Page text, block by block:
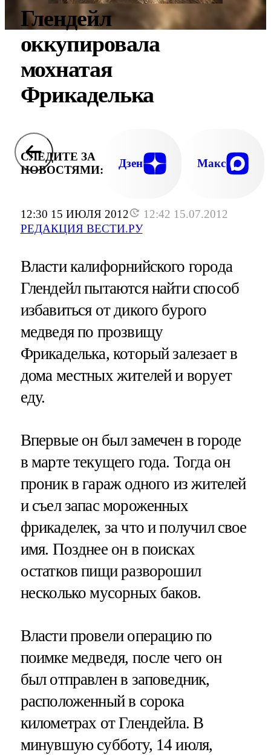
12:30 15 ИЮЛЯ 2012
12:42 15.07.2012
РЕДАКЦИЯ ВЕСТИ.РУ
Глендейл
оккупировала
мохнатая
Фрикаделька
СЛЕДИТЕ ЗА
НОВОСТЯМИ:
Дзен Макс
Власти калифорнийского города
Глендейл пытаются найти способ
избавиться от дикого бурого
медведя по прозвищу
Фрикаделька, который залезает в
дома местных жителей и ворует
еду.
Впервые он был замечен в городе
в марте текущего года. Тогда он
проник в гараж одного из жителей
и съел запас мороженных
фрикаделек, за что и получил свое
имя. Позднее он в поисках
остатков пищи разворошил
несколько мусорных баков.
Власти провели операцию по
поимке медведя, после чего он
был отправлен в заповедник,
расположенный в сорока
километрах от Глендейла. В
минувшую субботу, 14 июля,